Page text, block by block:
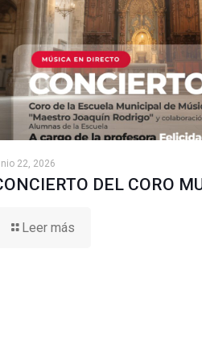
22, 2026
DEL CORO
Leer más